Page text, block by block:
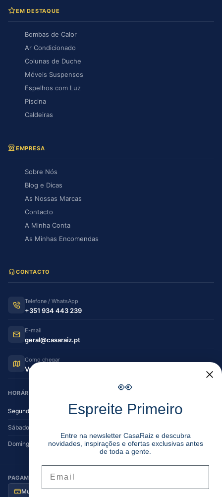
EM DESTAQUE
Bombas de Calor
Ar Condicionado
Colunas de Duche
Móveis Suspensos
Espelhos com Luz
Piscina
Caldeiras
EMPRESA
Sobre Nós
Blog e Dicas
As Nossas Marcas
Contacto
A Minha Conta
As Minhas Encomendas
CONTACTO
Telefone / WhatsApp
+351 934 443 239
E-mail
geral@casaraiz.pt
Como chegar
Ver no Google Maps
HORÁRIO DE FUNCIONAMENTO
Segunda — Sexta 08:30–12:30 | 14:00–19:30
Sábado
Domingo Encerrado
PAGAMENTO SEGURO
Multibanco MB Way Visa / MC Transferência
👀
Espreite Primeiro
Entre na newsletter CasaRaiz e descubra
novidades, inspirações e ofertas exclusivas antes
de toda a gente.